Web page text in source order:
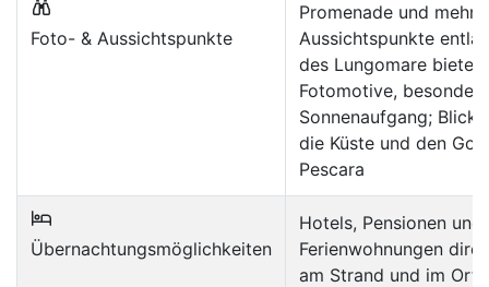
Foto- & Aussichtspunkte
Promenade und
Aussichtspunkte
des Lungomare bieten
Fotomotive,
Sonnenaufgang;
die Küste und den
Pescara
Übernachtungsmöglichkeiten
Hotels, Pensionen und
Ferienwohnungen
am Strand und im Ort;